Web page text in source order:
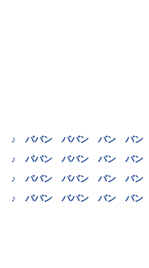
♪ ババン ババン バン バ
♪ ババン ババン バン バ
♪ ババン ババン バン バ
♪ ババン ババン バン バ